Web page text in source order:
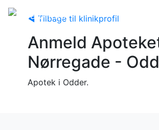
◀ Tilbage til klinikprofil
Anmeld
Nørregade -
Apotek i Odder.